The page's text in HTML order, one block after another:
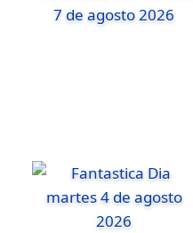
7 de agosto 2026